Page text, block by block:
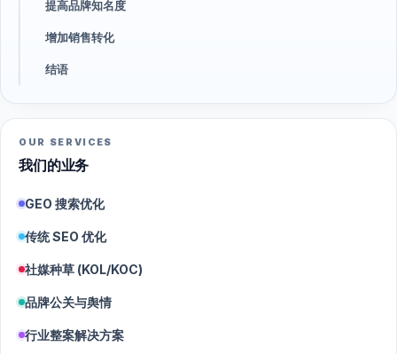
提高品牌知名度
增加销售转化
结语
OUR SERVICES
我们的业务
GEO 搜索优化
传统 SEO 优化
社媒种草 (KOL/KOC)
品牌公关与舆情
行业整案解决方案